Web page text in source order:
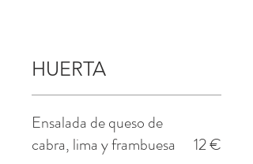
HUERTA
Ensalada de queso de
cabra, lima y frambuesa
12 €